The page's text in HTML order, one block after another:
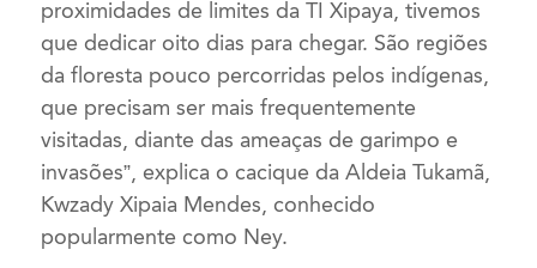
proximidades de limites da TI Xipaya, tivemos
que dedicar oito dias para chegar. São regiões
da floresta pouco percorridas pelos indígenas,
que precisam ser mais frequentemente
visitadas, diante das ameaças de garimpo e
invasões”, explica o cacique da Aldeia Tukamã,
Kwzady Xipaia Mendes, conhecido
popularmente como Ney.